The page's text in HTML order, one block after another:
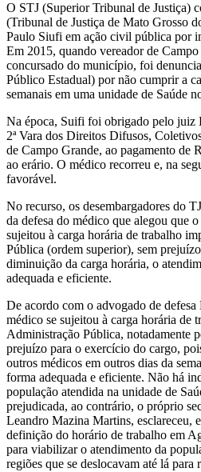
O STJ (Superior Tribunal de Justiça)
(Tribunal de Justiça de Mato Grosso
Paulo Siufi em ação civil pública por
Em 2015, quando vereador de
concursado do município, foi
Público Estadual) por não cumprir a
semanais em uma unidade de Saúde
Na época, Suifi foi obrigado pelo juiz
2ª Vara dos Direitos Difusos,
de Campo Grande, ao pagamento de
ao erário. O médico recorreu e, na
favorável.
No recurso, os desembargadores do
da defesa do médico que alegou que
sujeitou à carga horária de trabalho
Pública (ordem superior), sem
diminuição da carga horária, o
adequada e eficiente.
De acordo com o advogado de
médico se sujeitou à carga horária de
Administração Pública, notadamente
prejuízo para o exercício do cargo,
outros médicos em outros dias da
forma adequada e eficiente. Não há
população atendida na unidade de
prejudicada, ao contrário, o próprio
Leandro Mazina Martins, esclareceu,
definição do horário de trabalho em
para viabilizar o atendimento da
regiões que se deslocavam até lá para